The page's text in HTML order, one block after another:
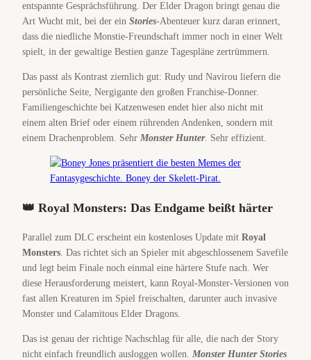
entspannte Gesprächsführung. Der Elder Dragon bringt genau die
Art Wucht mit, bei der ein Stories-Abenteuer kurz daran erinnert,
dass die niedliche Monstie-Freundschaft immer noch in einer Welt
spielt, in der gewaltige Bestien ganze Tagespläne zertrümmern.
Das passt als Kontrast ziemlich gut: Rudy und Navirou liefern die
persönliche Seite, Nergigante den großen Franchise-Donner.
Familiengeschichte bei Katzenwesen endet hier also nicht mit
einem alten Brief oder einem rührenden Andenken, sondern mit
einem Drachenproblem. Sehr Monster Hunter. Sehr effizient.
👑 Royal Monsters: Das Endgame beißt härter
Parallel zum DLC erscheint ein kostenloses Update mit Royal
Monsters. Das richtet sich an Spieler mit abgeschlossenem Savefile
und legt beim Finale noch einmal eine härtere Stufe nach. Wer
diese Herausforderung meistert, kann Royal-Monster-Versionen von
fast allen Kreaturen im Spiel freischalten, darunter auch invasive
Monster und Calamitous Elder Dragons.
Das ist genau der richtige Nachschlag für alle, die nach der Story
nicht einfach freundlich ausloggen wollen. Monster Hunter Stories